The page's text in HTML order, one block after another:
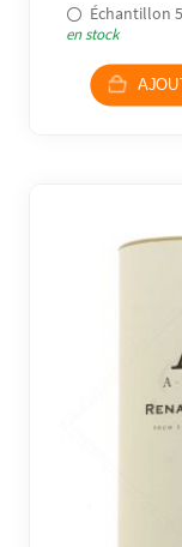
Échantillon
en stock